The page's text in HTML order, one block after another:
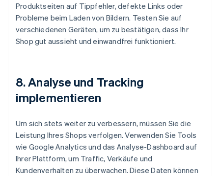
Produktseiten auf Tippfehler, defekte Links oder
Probleme beim Laden von Bildern. Testen Sie auf
verschiedenen Geräten, um zu bestätigen, dass Ihr
Shop gut aussieht und einwandfrei funktioniert.
8. Analyse und Tracking
implementieren
Um sich stets weiter zu verbessern, müssen Sie die
Leistung Ihres Shops verfolgen. Verwenden Sie Tools
wie Google Analytics und das Analyse-Dashboard auf
Ihrer Plattform, um Traffic, Verkäufe und
Kundenverhalten zu überwachen. Diese Daten können